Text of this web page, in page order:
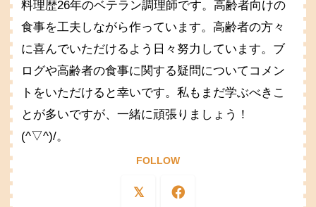
料理歴26年のベテラン調理師です。高齢者向けの
食事を工夫しながら作っています。高齢者の方々
に喜んでいただけるよう日々努力しています。ブ
ログや高齢者の食事に関する疑問についてコメン
トをいただけると幸いです。私もまだ学ぶべきこ
とが多いですが、一緒に頑張りましょう！
(^▽^)/。
FOLLOW